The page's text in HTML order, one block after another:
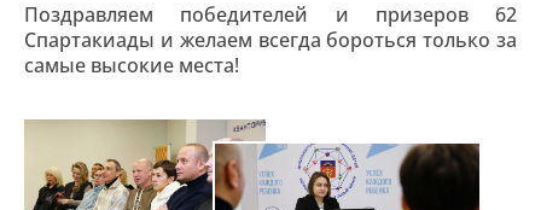
Поздравляем победителей и призеров 62
Спартакиады и желаем всегда бороться только за
самые высокие места!